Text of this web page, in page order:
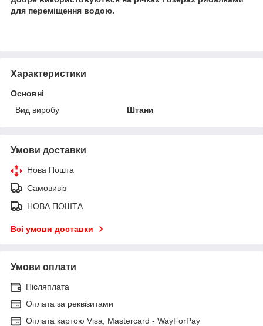
для переміщення водою.
Характеристики
Основні
Вид виробу
Штани
Умови доставки
Нова Пошта
Самовивіз
НОВА ПОШТА
Всі умови доставки
Умови оплати
Післяплата
Оплата за реквізитами
Оплата картою Visa, Mastercard - WayForPay